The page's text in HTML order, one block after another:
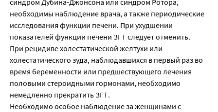
синдром Дубина-Джонсона или синдром Ротора,
необходимы наблюдение врача, а также периодические
исследования функции печени. При ухудшении
показателей функции печени ЗГТ следует отменить.
При рецидиве холестатической желтухи или
холестатического зуда, наблюдавшихся в первый раз во
время беременности или предшествующего лечения
половыми стероидными гормонами, необходимо
немедленно прекратить ЗГТ.
Необходимо особое наблюдение за женщинами с